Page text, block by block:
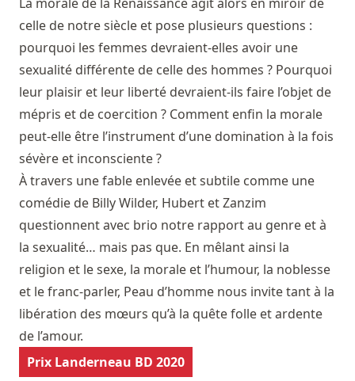
celle de notre siècle et pose plusieurs questions :
pourquoi les femmes devraient-elles avoir une
sexualité différente de celle des hommes ? Pourquoi
leur plaisir et leur liberté devraient-ils faire l’objet de
mépris et de coercition ? Comment enfin la morale
peut-elle être l’instrument d’une domination à la fois
sévère et inconsciente ?
À travers une fable enlevée et subtile comme une
comédie de Billy Wilder, Hubert et Zanzim
questionnent avec brio notre rapport au genre et à
la sexualité… mais pas que. En mêlant ainsi la
religion et le sexe, la morale et l’humour, la noblesse
et le franc-parler, Peau d’homme nous invite tant à la
libération des mœurs qu’à la quête folle et ardente
de l’amour.
Prix Landerneau BD 2020